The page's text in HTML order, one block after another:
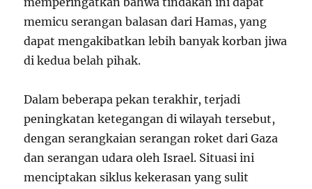
memicu serangan balasan dari Hamas, yang
dapat mengakibatkan lebih banyak korban jiwa
di kedua belah pihak.
Dalam beberapa pekan terakhir, terjadi
peningkatan ketegangan di wilayah tersebut,
dengan serangkaian serangan roket dari Gaza
dan serangan udara oleh Israel. Situasi ini
menciptakan siklus kekerasan yang sulit